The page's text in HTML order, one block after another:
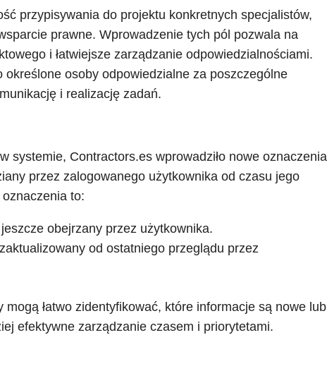
przypisywania do projektu konkretnych specjalistów,
prawne. Wprowadzenie tych pól pozwala na
i łatwiejsze zarządzanie odpowiedzialnościami.
osoby odpowiedzialne za poszczególne
i realizację zadań.
systemie, Contractors.es wprowadziło nowe oznaczenia
przez zalogowanego użytkownika od czasu jego
to:
obejrzany przez użytkownika.
od ostatniego przeglądu przez
łatwo zidentyfikować, które informacje są nowe lub
efektywne zarządzanie czasem i priorytetami.